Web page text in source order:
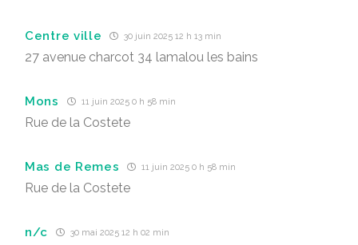
Centre ville 30 juin 2025 12 h 13 min
27 avenue charcot 34 lamalou les bains
Mons 11 juin 2025 0 h 58 min
Rue de la Costete
Mas de Remes 11 juin 2025 0 h 58 min
Rue de la Costete
n/c 30 mai 2025 12 h 02 min